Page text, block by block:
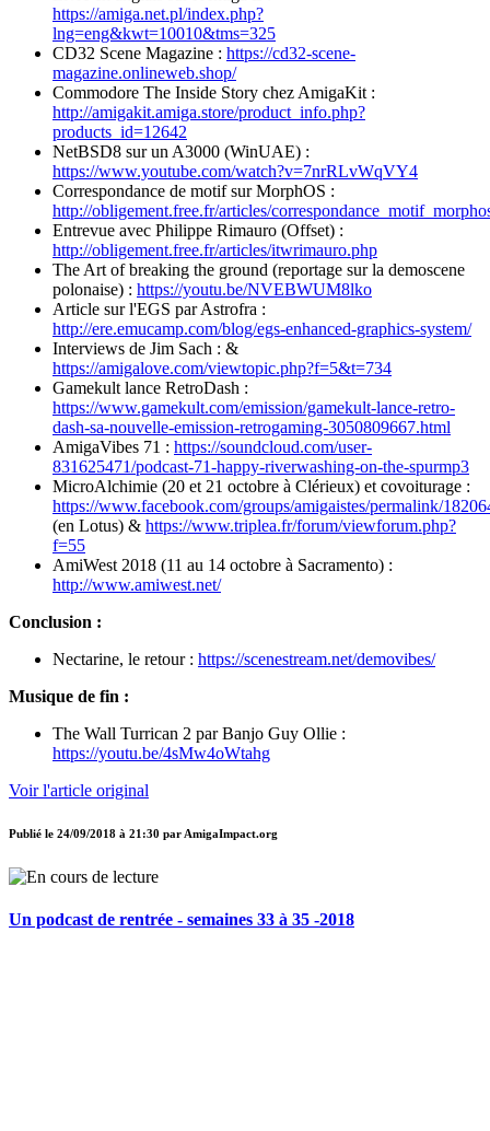
https://amiga.net.pl/index.php?
lng=eng&kwt=10010&tms=325
CD32 Scene Magazine : https://cd32-scene-
magazine.onlineweb.shop/
Commodore The Inside Story chez AmigaKit :
http://amigakit.amiga.store/product_info.php?
products_id=12642
NetBSD8 sur un A3000 (WinUAE) :
https://www.youtube.com/watch?v=7nrRLvWqVY4
Correspondance de motif sur MorphOS :
http://obligement.free.fr/articles/
Entrevue avec Philippe Rimauro (Offset) :
http://obligement.free.fr/articles/itwrimauro.php
The Art of breaking the ground (reportage sur la demoscene
polonaise) : https://youtu.be/NVEBWUM8lko
Article sur l'EGS par Astrofra :
http://ere.emucamp.com/blog/egs-enhanced-graphics-system/
Interviews de Jim Sach : &
https://amigalove.com/viewtopic.php?f=5&t=734
Gamekult lance RetroDash :
https://www.gamekult.com/emission/gamekult-lance-retro-
dash-sa-nouvelle-emission-retrogaming-3050809667.html
AmigaVibes 71 : https://soundcloud.com/user-
831625471/podcast-71-happy-riverwashing-on-the-spurmp3
MicroAlchimie (20 et 21 octobre à Clérieux) et covoiturage :
https://www.facebook.com/groups/amigaistes/permalink/
(en Lotus) & https://www.triplea.fr/forum/viewforum.php?
f=55
AmiWest 2018 (11 au 14 octobre à Sacramento) :
http://www.amiwest.net/
Conclusion :
Nectarine, le retour : https://scenestream.net/demovibes/
Musique de fin :
The Wall Turrican 2 par Banjo Guy Ollie :
https://youtu.be/4sMw4oWtahg
Voir l'article original
Publié le 24/09/2018 à 21:30 par AmigaImpact.org
Un podcast de rentrée - semaines 33 à 35 -2018